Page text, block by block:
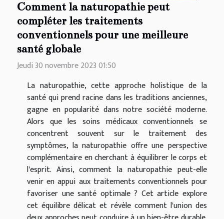
Comment la naturopathie peut
compléter les traitements
conventionnels pour une meilleure
santé globale
Jeudi 30 novembre 2023 01:50
La naturopathie, cette approche holistique de la
santé qui prend racine dans les traditions anciennes,
gagne en popularité dans notre société moderne.
Alors que les soins médicaux conventionnels se
concentrent souvent sur le traitement des
symptômes, la naturopathie offre une perspective
complémentaire en cherchant à équilibrer le corps et
l'esprit. Ainsi, comment la naturopathie peut-elle
venir en appui aux traitements conventionnels pour
favoriser une santé optimale ? Cet article explore
cet équilibre délicat et révèle comment l'union des